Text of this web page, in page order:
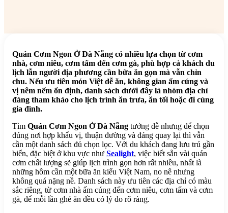
Quán Cơm Ngon Ở Đà Nẵng có nhiều lựa chọn từ cơm
nhà, cơm niêu, cơm tấm đến cơm gà, phù hợp cả khách du
lịch lẫn người địa phương cần bữa ăn gọn mà vẫn chỉn
chu. Nếu ưu tiên món Việt dễ ăn, không gian ấm cúng và
vị nêm nếm ổn định, danh sách dưới đây là nhóm địa chỉ
đáng tham khảo cho lịch trình ăn trưa, ăn tối hoặc đi cùng
gia đình.
Tìm Quán Cơm Ngon Ở Đà Nẵng tưởng dễ nhưng để chọn
đúng nơi hợp khẩu vị, thuận đường và đáng quay lại thì vẫn
cần một danh sách đủ chọn lọc. Với du khách đang lưu trú gần
biển, đặc biệt ở khu vực như Sealight, việc biết sẵn vài quán
cơm chất lượng sẽ giúp lịch trình gọn hơn rất nhiều, nhất là
những hôm cần một bữa ăn kiểu Việt Nam, no nê nhưng
không quá nặng nề. Danh sách này ưu tiên các địa chỉ có màu
sắc riêng, từ cơm nhà ấm cúng đến cơm niêu, cơm tấm và cơm
gà, để mỗi lần ghé ăn đều có lý do rõ ràng.